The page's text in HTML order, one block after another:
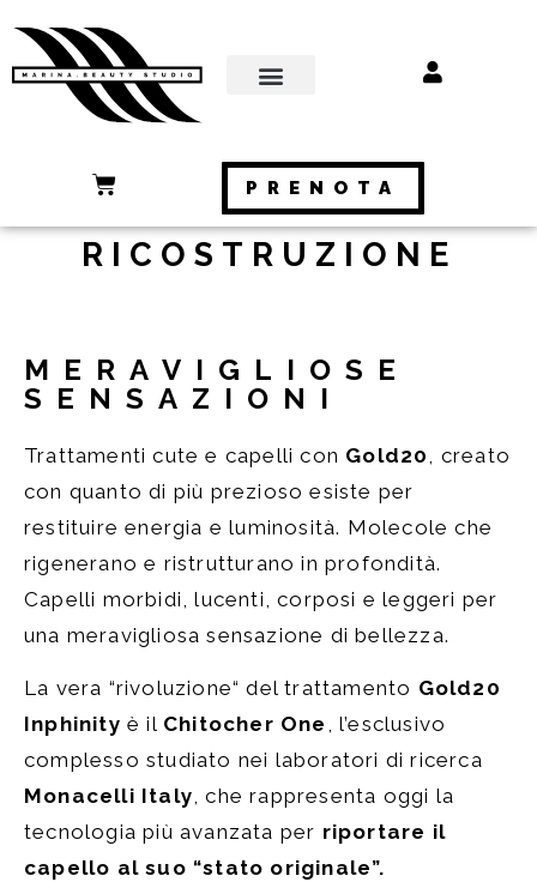
PRENOTA
RICOSTRUZIONE
MERAVIGLIOSE
SENSAZIONI
Trattamenti cute e capelli con Gold20, creato
con quanto di più prezioso esiste per
restituire energia e luminosità. Molecole che
rigenerano e ristrutturano in profondità.
Capelli morbidi, lucenti, corposi e leggeri per
una meravigliosa sensazione di bellezza.
La vera “rivoluzione“ del trattamento Gold20
Inphinity è il Chitocher One , l’esclusivo
complesso studiato nei laboratori di ricerca
Monacelli Italy, che rappresenta oggi la
tecnologia più avanzata per riportare il
capello al suo “stato originale”.